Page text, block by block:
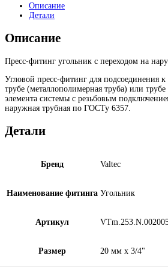
Описание
Детали
Описание
Пресс-фитинг угольник с переходом на
Угловой пресс-фитинг для подсоединения к
трубе (металлополимерная труба) или
элемента системы с резьбовым
наружная трубная по ГОСТу 6357.
Детали
Бренд Valtec
Наименование фитинга Угольник
Артикул
Размер 20 мм х 3/4"